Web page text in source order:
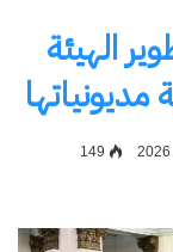
الهيئة
مديونياتها
149